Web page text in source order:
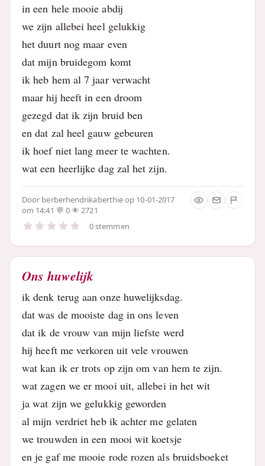
in een hele mooie abdij
we zijn allebei heel gelukkig
het duurt nog maar even
dat mijn bruidegom komt
ik heb hem al 7 jaar verwacht
maar hij heeft in een droom
gezegd dat ik zijn bruid ben
en dat zal heel gauw gebeuren
ik hoef niet lang meer te wachten.
wat een heerlijke dag zal het zijn.
Door berberhendrikaberthieop 10-01-2017
om 14:41
0
2721
0 stemmen
Ons huwelijk
ik denk terug aan onze huwelijksdag.
dat was de mooiste dag in ons leven
dat ik de vrouw van mijn liefste werd
hij heeft me verkoren uit vele vrouwen
wat kan ik er trots op zijn om van hem te zijn.
wat zagen we er mooi uit, allebei in het wit
ja wat zijn we gelukkig geworden
al mijn verdriet heb ik achter me gelaten
we trouwden in een mooi wit koetsje
en je gaf me mooie rode rozen als bruidsboeket